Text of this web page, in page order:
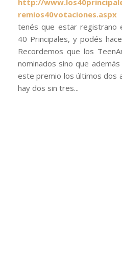
remios40votaciones.aspx
tenés que estar registrano
40 Principales, y podés
Recordemos que los
nominados sino que
este premio los últimos dos
hay dos sin tres...